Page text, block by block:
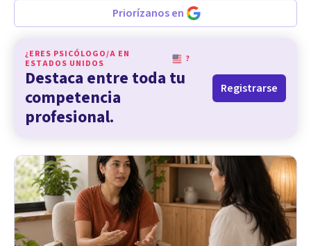
Priorízanos en
¿ERES PSICÓLOGO/A EN
ESTADOS UNIDOS
?
Destaca entre toda tu
competencia
profesional.
Registrarse